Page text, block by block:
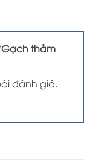
thảm
đánh giá.